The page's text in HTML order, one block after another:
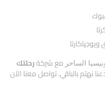
ويوجياكارتا
الساحر مع شركةرحلتك
نهتم بالباقي. تواصل معنا الآن